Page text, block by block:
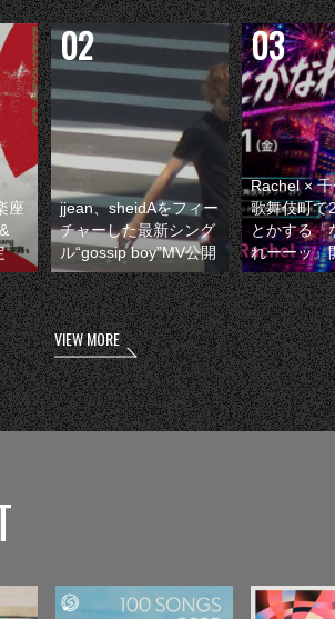
座
jjean、sheidAをフィー
チャーした最新シング
ル“gossip boy”MV公開
Rachel ×
歌舞伎町で
とかする『
れーーッ』
VIEW MORE